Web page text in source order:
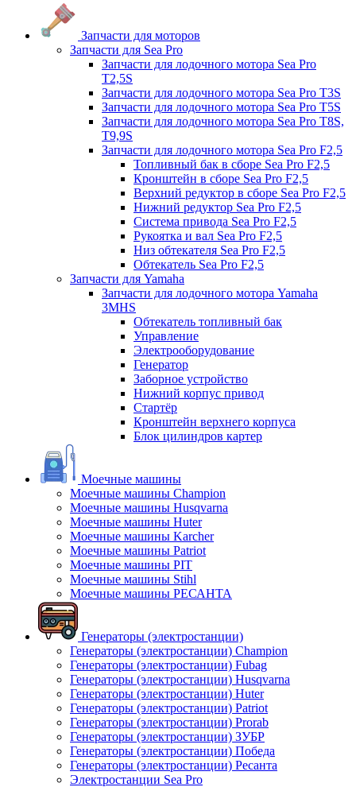
Запчасти для моторов
Запчасти для Sea Pro
Запчасти для лодочного мотора Sea Pro
Т2,5S
Запчасти для лодочного мотора Sea Pro Т3S
Запчасти для лодочного мотора Sea Pro Т5S
Запчасти для лодочного мотора Sea Pro Т8S,
T9,9S
Запчасти для лодочного мотора Sea Pro F2,5
Топливный бак в сборе Sea Pro F2,5
Кронштейн в сборе Sea Pro F2,5
Верхний редуктор в сборе Sea Pro F2,5
Нижний редуктор Sea Pro F2,5
Система привода Sea Pro F2,5
Рукоятка и вал Sea Pro F2,5
Низ обтекателя Sea Pro F2,5
Обтекатель Sea Pro F2,5
Запчасти для Yamaha
Запчасти для лодочного мотора Yamaha
3MHS
Обтекатель топливный бак
Управление
Электрооборудование
Генератор
Заборное устройство
Нижний корпус привод
Стартёр
Кронштейн верхнего корпуса
Блок цилиндров картер
Моечные машины
Моечные машины Champion
Моечные машины Husqvarna
Моечные машины Huter
Моечные машины Karcher
Моечные машины Patriot
Моечные машины PIT
Моечные машины Stihl
Моечные машины РЕСАНТА
Генераторы (электростанции)
Генераторы (электростанции) Champion
Генераторы (электростанции) Fubag
Генераторы (электростанции) Husqvarna
Генераторы (электростанции) Huter
Генераторы (электростанции) Patriot
Генераторы (электростанции) Prorab
Генераторы (электростанции) ЗУБР
Генераторы (электростанции) Победа
Генераторы (электростанции) Ресанта
Электростанции Sea Pro